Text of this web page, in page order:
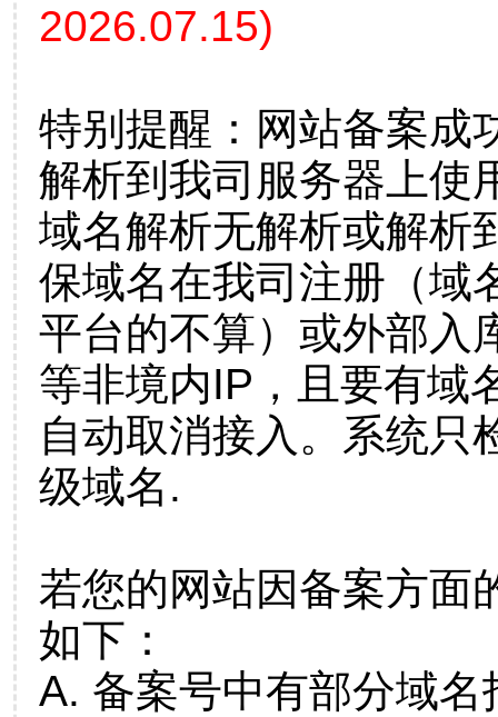
2026.07.15)
特别提醒：网站备案成
解析到我司服务器上使
域名解析无解析或解析
保域名在我司注册（域
平台的不算）或外部入
等非境内IP，且要有域
自动取消接入。系统只
级域名.
若您的网站因备案方面
如下：
A. 备案号中有部分域